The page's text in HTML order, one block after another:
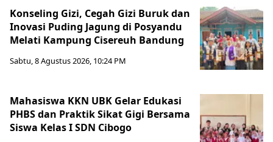
Konseling Gizi, Cegah Gizi Buruk dan
Inovasi Puding Jagung di Posyandu
Melati Kampung Cisereuh Bandung
Sabtu, 8 Agustus 2026, 10:24 PM
Mahasiswa KKN UBK Gelar Edukasi
PHBS dan Praktik Sikat Gigi Bersama
Siswa Kelas I SDN Cibogo